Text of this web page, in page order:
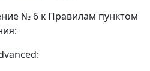
№ 6 к Правилам пунктом